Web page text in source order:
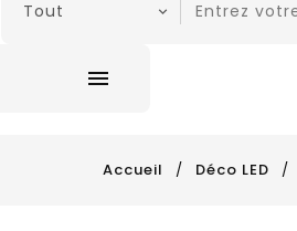

Accueil Déco LED